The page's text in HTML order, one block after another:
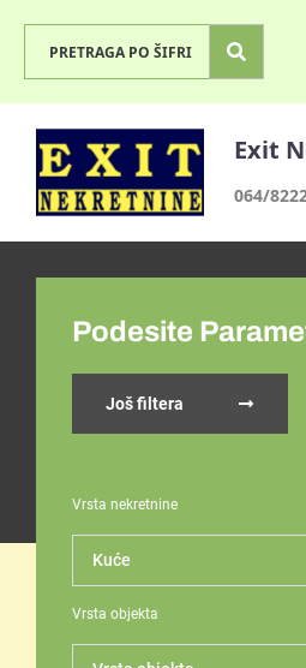
Exit
064/
Podesite
Još filtera
Vrsta nekretnine
Vrsta objekta